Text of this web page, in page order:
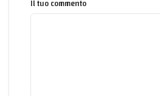
Il tuo commento